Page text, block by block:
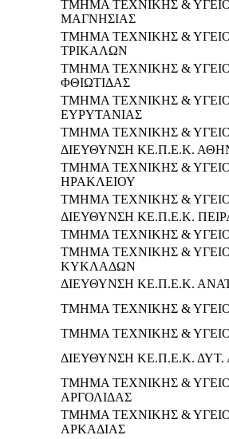
ΤΜΗΜΑ ΤΕΧΝΙΚΗΣ &
ΜΑΓΝΗΣΙΑΣ
ΤΜΗΜΑ ΤΕΧΝΙΚΗΣ &
ΤΡΙΚΑΛΩΝ
ΤΜΗΜΑ ΤΕΧΝΙΚΗΣ &
ΦΘΙΩΤΙΔΑΣ
ΤΜΗΜΑ ΤΕΧΝΙΚΗΣ &
ΕΥΡΥΤΑΝΙΑΣ
ΤΜΗΜΑ ΤΕΧΝΙΚΗΣ &
ΔΙΕΥΘΥΝΣΗ ΚΕ.Π.Ε.Κ.
ΤΜΗΜΑ ΤΕΧΝΙΚΗΣ &
ΗΡΑΚΛΕΙΟΥ
ΤΜΗΜΑ ΤΕΧΝΙΚΗΣ &
ΔΙΕΥΘΥΝΣΗ ΚΕ.Π.Ε.Κ.
ΤΜΗΜΑ ΤΕΧΝΙΚΗΣ &
ΤΜΗΜΑ ΤΕΧΝΙΚΗΣ &
ΚΥΚΛΑΔΩΝ
ΔΙΕΥΘΥΝΣΗ ΚΕ.Π.Ε.Κ.
ΤΜΗΜΑ ΤΕΧΝΙΚΗΣ &
ΤΜΗΜΑ ΤΕΧΝΙΚΗΣ &
ΔΙΕΥΘΥΝΣΗ ΚΕ.Π.Ε.Κ.
ΤΜΗΜΑ ΤΕΧΝΙΚΗΣ &
ΑΡΓΟΛΙΔΑΣ
ΤΜΗΜΑ ΤΕΧΝΙΚΗΣ &
ΑΡΚΑΔΙΑΣ